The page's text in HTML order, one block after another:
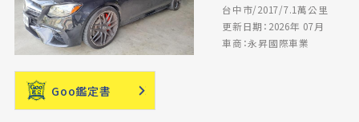
台中市/2017/7.1萬公里
更新日期：2026年 07月
車商：永昇國際車業
Goo鑑定書